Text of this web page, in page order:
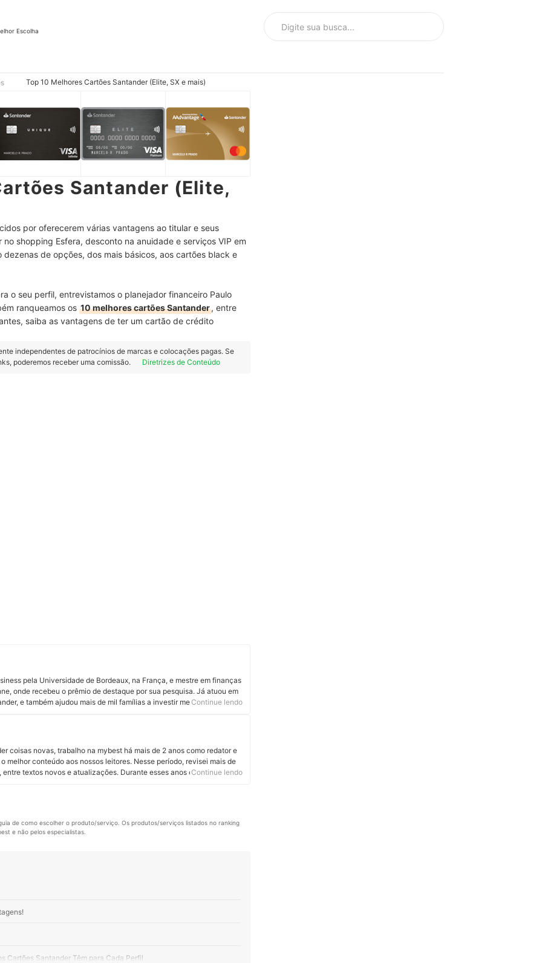
Escolha
Top 10 Melhores Cartões Santander (Elite, SX e mais)
Santander (Elite,
por oferecerem várias vantagens ao titular e seus
shopping Esfera, desconto na anuidade e serviços VIP em
de opções, dos mais básicos, aos cartões black e
o seu perfil, entrevistamos o planejador financeiro Paulo
ranqueamos os 10 melhores cartões Santander, entre
saiba as vantagens de ter um cartão de crédito
independentes de patrocínios de marcas e colocações pagas. Se
poderemos receber uma comissão.
Diretrizes de Conteúdo
pela Universidade de Bordeaux, na França, e mestre em finanças
onde recebeu o prêmio de destaque por sua pesquisa. Já atuou em
e também ajudou mais de mil famílias a investir melhor e tomar
mobiliários certificado. É co-autor do livro “ESG - Pilares da
e pesquisador de investimento sustentável, ESG e
e planejador financeiro na Fort Capital e professor e coordenador da
finanças nos cursos de MBA. Conheça mais sobre o Paulo no
Continue lendo
coisas novas, trabalho na mybest há mais de 2 anos como redator e
melhor conteúdo aos nossos leitores. Nesse período, revisei mais de
textos novos e atualizações. Durante esses anos criandoContinue lendo
de como escolher o produto/serviço. Os produtos/serviços listados no ranking
e não pelos especialistas.
Cartões Santander Têm para Cada Perfil